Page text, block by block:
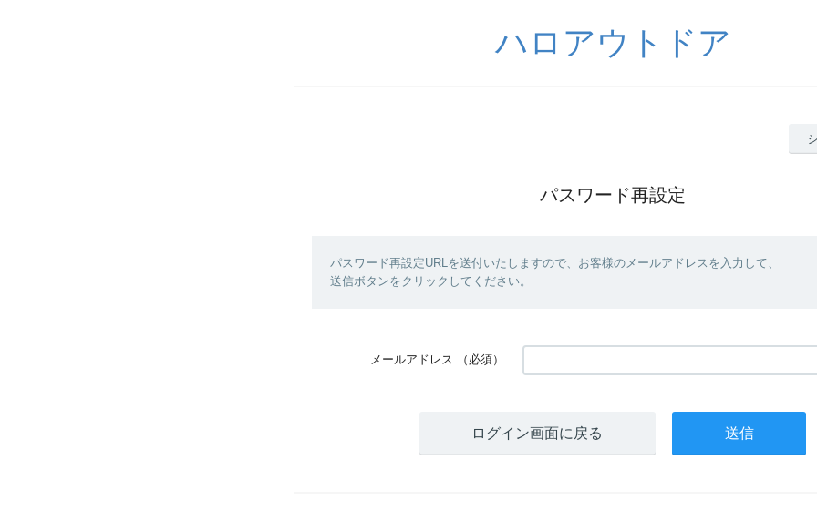
ハロアウトドア
パスワード再設定
パスワード再設定URLを送付いたしますので、お客様のメールアドレスを入力して、
送信ボタンをクリックしてください。
メールアドレス （必須）
ログイン画面に戻る